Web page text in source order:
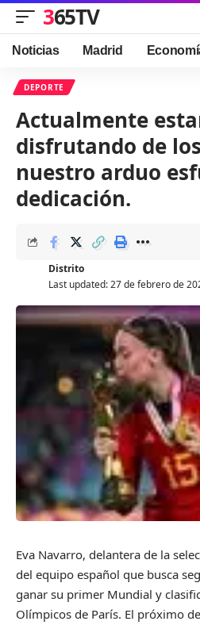
365TV
Noticias Madrid
DEPORTE
Actualmente
disfrutando de
nuestro arduo
dedicación.
Last updated: 27 de febrero de
Distrito
Eva Navarro, delantera de la
del equipo español que busca
ganar su primer Mundial y
Olímpicos de París. El próximo